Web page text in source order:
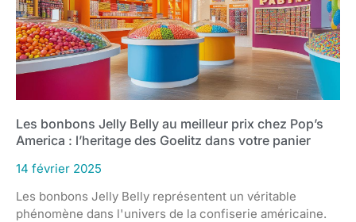
Les bonbons Jelly Belly au meilleur prix chez Pop’s
America : l’heritage des Goelitz dans votre panier
14 février 2025
Les bonbons Jelly Belly représentent un véritable
phénomène dans l'univers de la confiserie américaine.